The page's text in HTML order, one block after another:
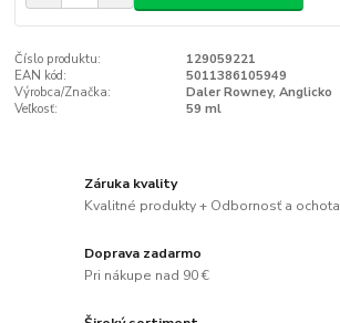
Číslo produktu:
129059221
EAN kód:
5011386105949
Výrobca/Značka:
Daler Rowney, Anglicko
Veľkosť:
59 ml
Záruka kvality
Kvalitné produkty + Odbornosť a ochota
Doprava zadarmo
Pri nákupe nad 90 €